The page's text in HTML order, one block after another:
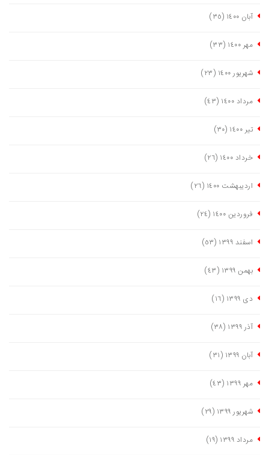
آبان ١٤٠٠ (٣٥)
مهر ١٤٠٠ (٣٣)
شهریور ١٤٠٠ (٢٣)
مرداد ١٤٠٠ (٤٣)
تیر ١٤٠٠ (٣٠)
خرداد ١٤٠٠ (٢٦)
اردیبهشت ١٤٠٠ (٢٦)
فروردین ١٤٠٠ (٢٤)
اسفند ١٣٩٩ (٥٣)
بهمن ١٣٩٩ (٤٣)
دی ١٣٩٩ (١٦)
آذر ١٣٩٩ (٣٨)
آبان ١٣٩٩ (٣١)
مهر ١٣٩٩ (٤٣)
شهریور ١٣٩٩ (٢٩)
مرداد ١٣٩٩ (١٩)